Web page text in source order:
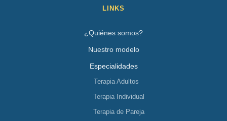
LINKS
¿Quiénes somos?
Nuestro modelo
Especialidades
Terapia Adultos
Terapia Individual
Terapia de Pareja